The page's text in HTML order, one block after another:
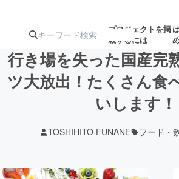
プロジェクトを掲
載するには
注目の新着プロ募集終
ロジェク
行き場を失った国産完
ツ大放出！たくさん食
いします！
TOSHIHITO FUNANE フード・